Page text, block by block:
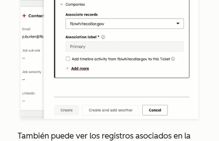
También puede ver los registros asociados en la